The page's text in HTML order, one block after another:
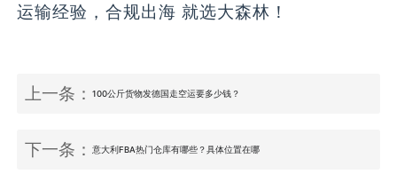
运输经验，合规出海 就选大森林！
上一条：100公斤货物发德国走空运要多少钱？
下一条：意大利FBA热门仓库有哪些？具体位置在哪